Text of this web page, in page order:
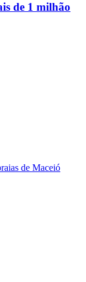
de 1 milhão
de Maceió